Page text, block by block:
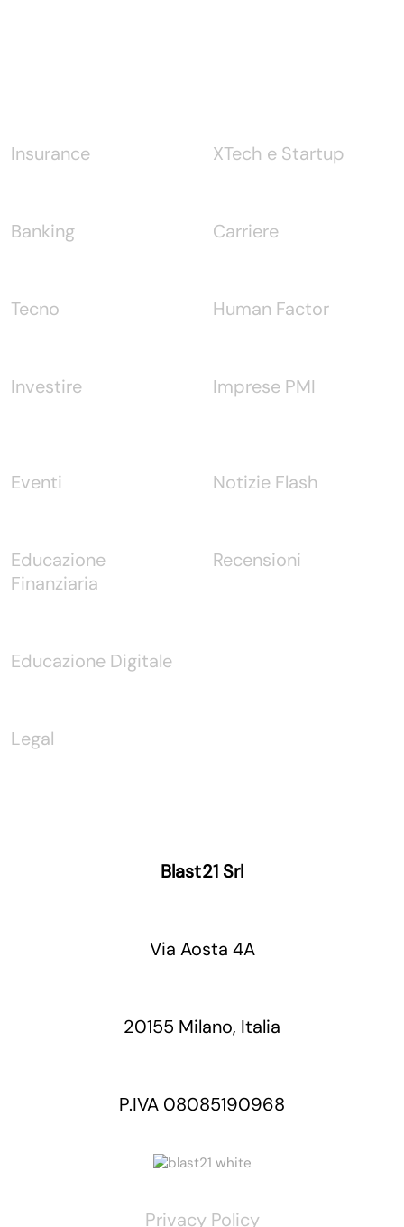
Insurance
Banking
Tecno
Investire
XTech e Startup
Carriere
Human Factor
Imprese PMI
Eventi
Educazione
Finanziaria
Educazione Digitale
Legal
Notizie Flash
Recensioni
Blast21 Srl
Via Aosta 4A
20155 Milano, Italia
P.IVA 08085190968
Privacy Policy